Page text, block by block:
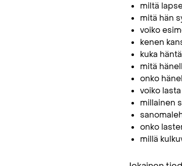
miltä
mitä hän
voiko
kenen
kuka
mitä
onko
voiko
millainen
onko
millä